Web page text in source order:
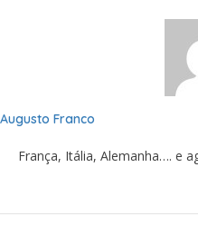
Augusto Franco
França, Itália, Alemanha…. e